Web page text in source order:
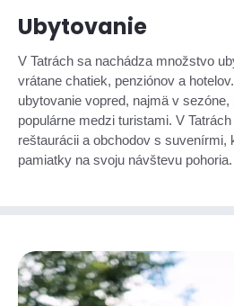
Ubytovanie
V Tatrách sa nachádza množstvo
vrátane chatiek, penziónov a
ubytovanie vopred, najmä v
populárne medzi turistami. V
reštaurácii a obchodov s suvenírmi,
pamiatky na svoju návštevu pohoria.